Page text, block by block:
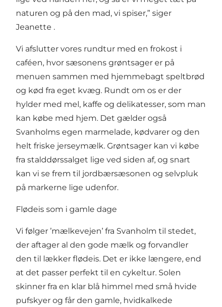
naturen og på den mad, vi spiser,” siger
Jeanette .
Vi afslutter vores rundtur med en frokost i
caféen, hvor sæsonens grøntsager er på
menuen sammen med hjemmebagt speltbrød
og kød fra eget kvæg. Rundt om os er der
hylder med mel, kaffe og delikatesser, som man
kan købe med hjem. Det gælder også
Svanholms egen marmelade, kødvarer og den
helt friske jerseymælk. Grøntsager kan vi købe
fra stalddørssalget lige ved siden af, og snart
kan vi se frem til jordbærsæsonen og selvpluk
på markerne lige udenfor.
Flødeis som i gamle dage
Vi følger ’mælkevejen’ fra Svanholm til stedet,
der aftager al den gode mælk og forvandler
den til lækker flødeis. Det er ikke længere, end
at det passer perfekt til en cykeltur. Solen
skinner fra en klar blå himmel med små hvide
pufskyer og får den gamle, hvidkalkede